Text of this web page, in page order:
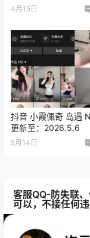
4月15日
抖音 小霞佩奇 岛遇
更新至：2026.5.6
5月14日
客服QQ-防失联
可以，不接任何